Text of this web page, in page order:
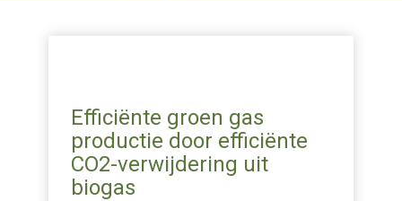
Efficiënte groen gas
productie door efficiënte
CO2-verwijdering uit
biogas